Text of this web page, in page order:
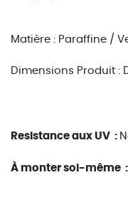
Matière : Paraffine /
Dimensions Produit :
Resistance aux UV :
À monter soi-même :